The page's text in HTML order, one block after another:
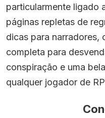
particularmente ligado
páginas repletas de
dicas para narradores,
completa para
conspiração e uma
qualquer jogador de